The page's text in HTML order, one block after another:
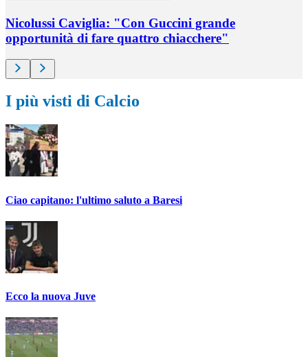
Nicolussi Caviglia: "Con Guccini grande
opportunità di fare quattro chiacchere"
I più visti di Calcio
Ciao capitano: l'ultimo saluto a Baresi
Ecco la nuova Juve